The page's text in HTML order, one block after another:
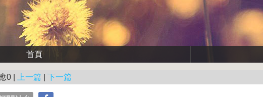
首頁
0 | 上一篇 下一篇